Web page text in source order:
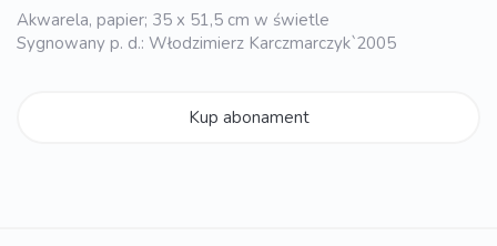
Akwarela, papier; 35 x 51,5 cm w świetle
Sygnowany p. d.: Włodzimierz Karczmarczyk`2005
Kup abonament